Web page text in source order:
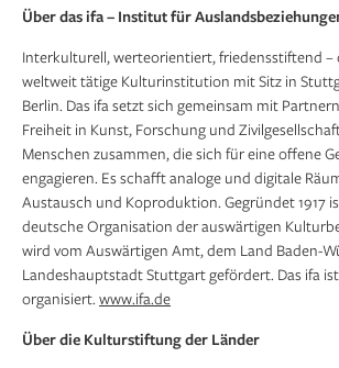
Über das ifa – Institut für
Interkulturell, werteorientiert, friedensstiftend –
weltweit tätige Kulturinstitution mit Sitz in
Berlin. Das ifa setzt sich gemeinsam mit
Freiheit in Kunst, Forschung und
Menschen zusammen, die sich für eine offene
engagieren. Es schafft analoge und digitale
Aus­tausch und Koproduktion. Gegründet 1917
deutsche Organisation der auswärtigen
wird vom Auswärtigen Amt, dem Land Baden-
Landeshauptstadt Stuttgart gefördert. Das ifa
organisiert. www.ifa.de
Über die Kulturstiftung der Länder